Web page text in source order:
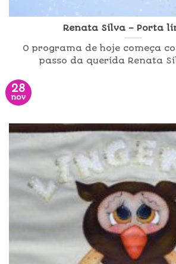
Renata Silva – Porta
O programa de hoje começa
passo da querida Renata
28
nov